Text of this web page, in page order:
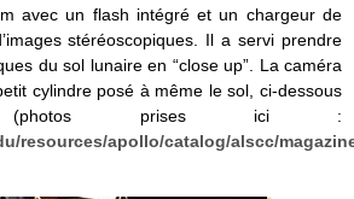
avec un flash intégré et un chargeur de
stéréoscopiques. Il a servi prendre
du sol lunaire en “close up”. La caméra
cylindre posé à même le sol, ci-dessous
prises ici :
resources/apollo/catalog/alscc/